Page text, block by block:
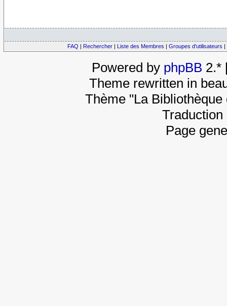
FAQ | Rechercher | Liste des Membres | Groupes d'utilisateurs |
Powered by phpBB 2.*
Theme rewritten in
Thème "La
Page